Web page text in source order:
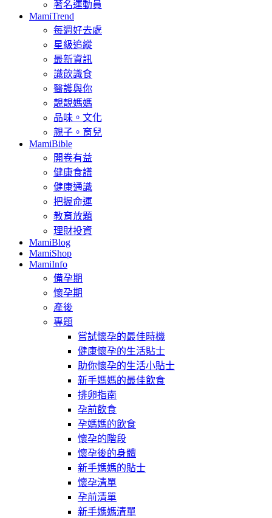
著名運動員
MamiTrend
每週好去處
星級追縱
最新資訊
識飲識食
醫護與你
靚靚媽媽
品味。文化
親子。育兒
MamiBible
開卷有益
健康食譜
健康通識
把握命運
教育放題
理財投資
MamiBlog
MamiShop
MamiInfo
備孕期
懷孕期
產後
專題
嘗試懷孕的最佳時機
健康懷孕的生活貼士
助你懷孕的生活小貼士
新手媽媽的最佳飲食
排卵指南
孕前飲食
孕媽媽的飲食
懷孕的階段
懷孕後的身體
新手媽媽的貼士
懷孕清單
孕前清單
新手媽媽清單